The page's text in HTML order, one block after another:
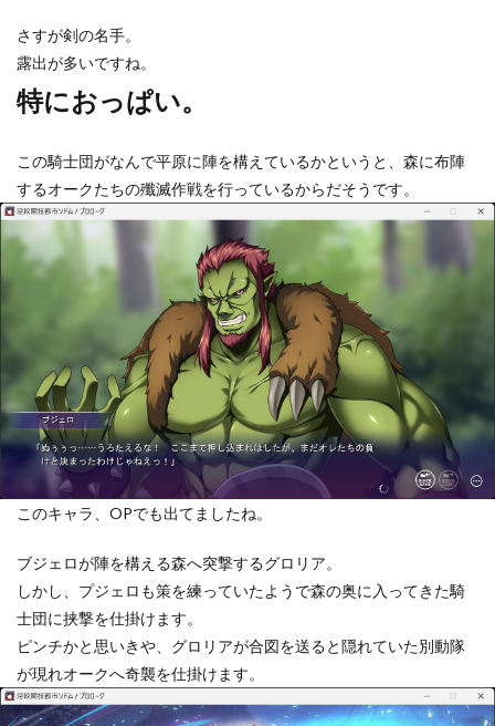
さすが剣の名手。
露出が多いですね。
特におっぱい。
この騎士団がなんで平原に陣を構えているかというと、森に布陣
するオークたちの殲滅作戦を行っているからだそうです。
このキャラ、OPでも出てましたね。
ブジェロが陣を構える森へ突撃するグロリア。
しかし、プジェロも策を練っていたようで森の奥に入ってきた騎
士団に挟撃を仕掛けます。
ピンチかと思いきや、グロリアが合図を送ると隠れていた別動隊
が現れオークへ奇襲を仕掛けます。